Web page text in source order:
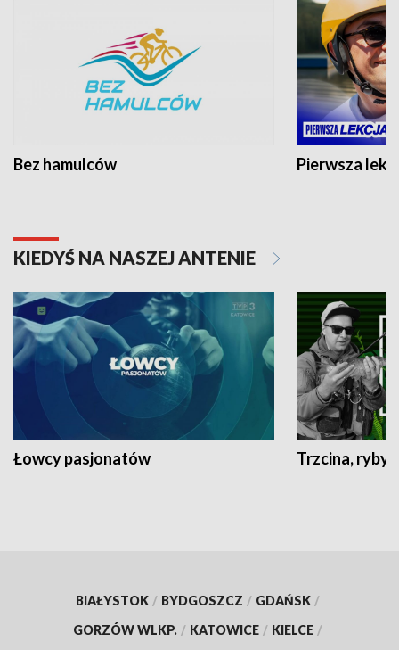
Bez hamulców Pierwsza
KIEDYŚ NA NASZEJ ANTENIE
Łowcy pasjonatów Trzcina, ryby
BIAŁYSTOK / BYDGOSZCZ / GDAŃSK /
GORZÓW WLKP. / KATOWICE / KIELCE /